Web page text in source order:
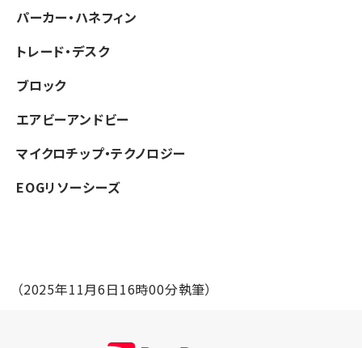
パーカー・ハネフィン
トレード・デスク
ブロック
エアビーアンドビー
マイクロチップ・テクノロジー
EOGリソーシーズ
（2025年11月6日16時00分執筆）